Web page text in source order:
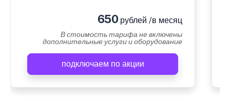
650 рублей /в месяц
В стоимость тарифа не включены
дополнительные услуги и оборудование
подключаем по акции